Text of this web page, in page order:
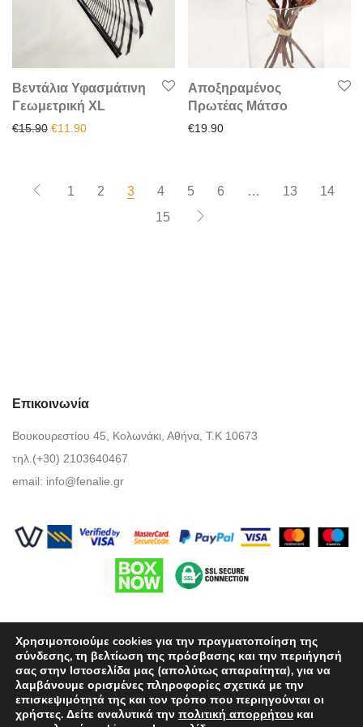
Βεντάλια Υφασμάτινη
Γεωμετρική XL
€15.90 Original price was: €15.90.
€11.90Η τρέχουσα τιμή είναι: €11.90.
Αποξηραμένος
Πρωτέας Μάτσο
€19.90
1 2 3 4 5 6 … 13
14
15
Επικοινωνία
Βουκουρεστίου 45, Κολωνάκι, Αθήνα, Τ.Κ 10673
τηλ.(+30) 2103640467
email: info@fenalie.gr
Όροι Χρήσης
Πολιτική προστασίας απορρήτου
Χρησιμοποιούμε cookies για την πραγματοποίηση της
σύνδεσης, τη βελτίωση της πρόσβασης και την περιήγησή
σας στην Ιστοσελίδα μας (απολύτως απαραίτητα), για να
λαμβάνουμε ορισμένες πληροφορίες σχετικά με την
επισκεψιμότητά της και τον τρόπο που περιηγούνται οι
χρήστες. Δείτε αναλυτικά την πολιτική απορρήτου και